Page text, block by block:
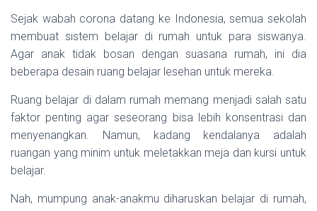
N
Sejak wabah corona datang ke Indonesia, semua sekolah
membuat sistem belajar di rumah untuk para siswanya.
Agar anak tidak bosan dengan suasana rumah, ini dia
beberapa desain ruang belajar lesehan untuk mereka.
Ruang belajar di dalam rumah memang menjadi salah satu
faktor penting agar seseorang bisa lebih konsentrasi dan
menyenangkan. Namun, kadang kendalanya adalah
ruangan yang minim untuk meletakkan meja dan kursi untuk
belajar.
Nah, mumpung anak-anakmu diharuskan belajar di rumah,